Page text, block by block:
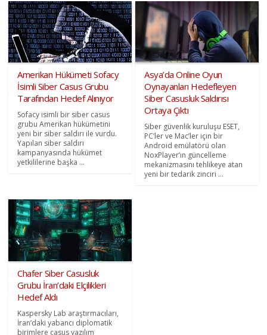
Amerikan Hükümeti Sofacy
İsimli Siber Casus Grubu
Tarafından Hedef Alınıyor
Sofacy isimli bir siber casus
grubu Amerikan hükümetini
yeni bir siber saldırı ile vurdu.
Yapılan siber saldırı
kampanyasında hükümet
yetkililerine başka ...
Asya’da Online Oyun
Oynayanları Hedefleyen
Siber Casusluk Saldırısı
Ortaya Çıktı
Siber güvenlik kuruluşu ESET,
PC’ler ve Mac’ler için bir
Android emülatörü olan
NoxPlayer’ın güncelleme
mekanizmasını tehlikeye atan
yeni bir tedarik zinciri ...
Chafer Siber Casusluk
Grubu İran’daki Elçilikleri
Hedef Aldı
Kaspersky Lab araştırmacıları,
İran’daki yabancı diplomatik
birimlere casus yazılım